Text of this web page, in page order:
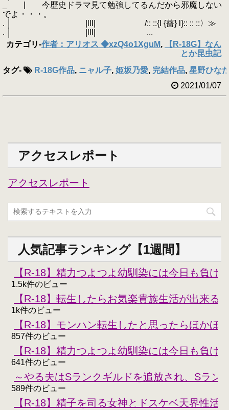
_ | 今歴史ドラマ見て勉強してるんだから邪魔しない
でよ・・・。
. │ |lll| /:: ::{l {薔} l}:: :: ::〉≫
. │ |lll| ...
カテゴリ-作者：アリオス ◆xzQ4o1XguM,
【R-18G】なん
とか昆虫記
タグ- R-18G作品, ニャル子, 姫坂乃愛, 完結作品, 星野ひな
2021/01/07
アクセスレポート
アクセスレポート
人気記事ランキング【1週間】
【R-18】精力つよつよ幼馴染には今日も負け
1.5k件のビュー
【R-18】転生したらお気楽貴族生活が出来
1k件のビュー
【R-18】モンハン転生したと思ったらほかほ
857件のビュー
【R-18】精力つよつよ幼馴染には今日も負け
641件のビュー
～やる夫はSランクギルドを追放され、Sラン
589件のビュー
【R-18】精子を司る女神とドスケベ天界性活